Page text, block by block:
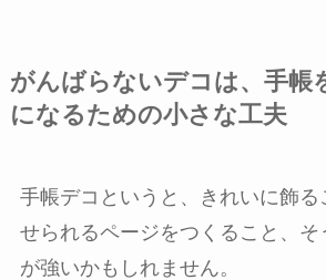
がんばらないデコは、手帳
になるための小さな工夫
手帳デコというと、きれいに飾る
せられるページをつくること、そ
が強いかもしれません。